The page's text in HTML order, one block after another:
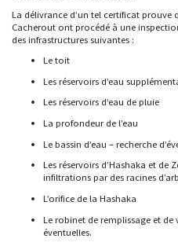
La délivrance d’un tel certificat prouve
Cacherout ont procédé à une
des infrastructures suivantes :
Le toit
Les réservoirs d’eau
Les réservoirs d’eau de pluie
La profondeur de l’eau
Le bassin d’eau – recherche
Les réservoirs d’Hashaka et de
infiltrations par des racines
L’orifice de la Hashaka
Le robinet de remplissage et de
éventuelles.